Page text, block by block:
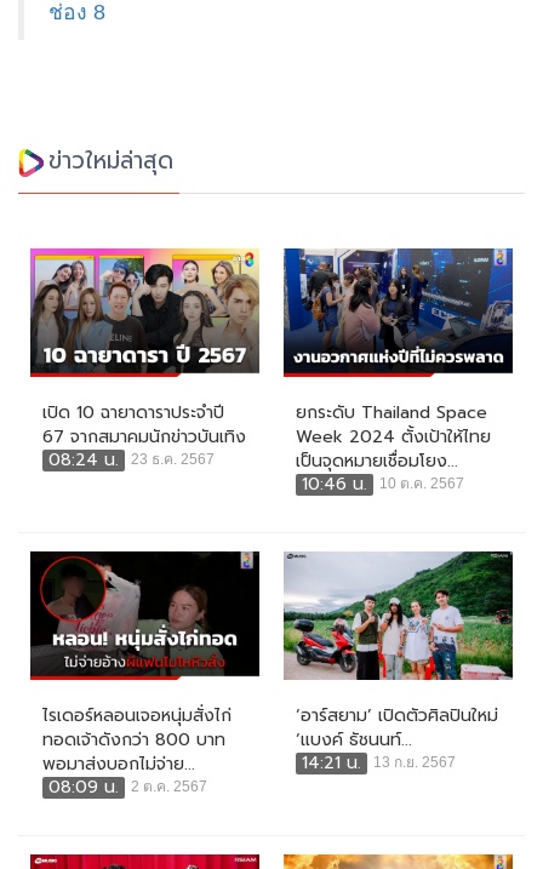
ช่อง 8
ข่าวใหม่ล่าสุด
เปิด 10 ฉายาดาราประจำปี
67 จากสมาคมนักข่าวบันเทิง
08:24 น.
23 ธ.ค. 2567
ยกระดับ Thailand Space
Week 2024 ตั้งเป้าให้ไทย
เป็นจุดหมายเชื่อมโยง...
10:46 น.
10 ต.ค. 2567
ไรเดอร์หลอนเจอหนุ่มสั่งไก่
ทอดเจ้าดังกว่า 800 บาท
พอมาส่งบอกไม่จ่าย...
08:09 น.
2 ต.ค. 2567
‘อาร์สยาม’ เปิดตัวศิลปินใหม่
‘แบงค์ ธัชนนท์...
14:21 น.
13 ก.ย. 2567